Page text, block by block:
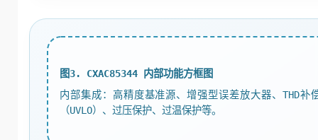
图3. CXAC85344 内部功能方框图
内部集成：高精度基准源、增强型误差放大器、THD补
（UVLO）、过压保护、过温保护等。